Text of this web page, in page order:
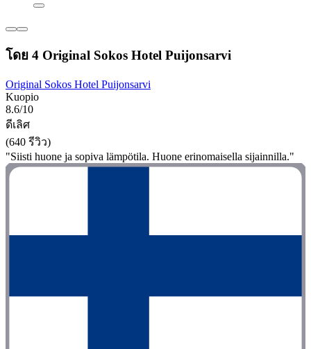
โดย 4 Original Sokos Hotel Puijonsarvi
Original Sokos Hotel Puijonsarvi
Kuopio
8.6/10
ดีเลิศ
(640 รีวิว)
"Siisti huone ja sopiva lämpötila. Huone erinomaisella sijainnilla."